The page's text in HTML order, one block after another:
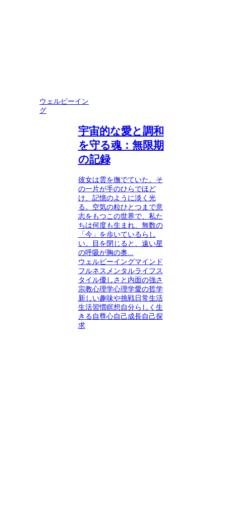
ウェルビーイン
グ
宇宙的な愛と調和
を守る魂：無限期
の記録
彼女は雲を撫でていた。そ
の一片が手のひらでほど
け、記憶のように淡く光
る。空気の粒ひとつまで意
志をもつこの世界で、私た
ちは何度も生まれ、無数の
「今」を歩いているらし
い。目を閉じると、遠い星
の呼吸が胸の奥...
ウェルビーイングマインド
フルネス メンタルライフス
タイル優しさと内面の強さ
宗教心理学心理学愛の哲学
新しい趣味や挑戦日常生活
生活習慣瞑想 自分らしく生
きる 自尊心自己成長自己探
求